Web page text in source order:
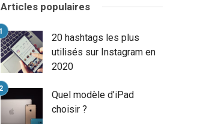
Articles populaires
20 hashtags les plus
utilisés sur Instagram en
2020
Quel modèle d’iPad
choisir ?